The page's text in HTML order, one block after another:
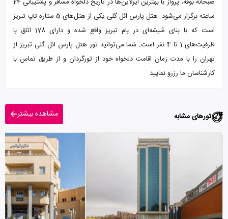
ساعته برگزار می‌شود. هتل پارس ائل گلی یکی از هتل‌های 5 ستاره تاپ تبریز
است که با بنای شیشه‌ای در بام تبریز واقع شده و دارای 178 اتاق با
ظرفیت‌های 1 تا 4 نفر است. شما می‌توانید تور هتل پارس ائل گلی تبریز از
تهران را با مدت زمان اقامت دلخواه خود از تورگردان و از طریق تماس با
کارشناسان ما رزرو نمایید.
تورهای مشابه مشاهده بیشتر